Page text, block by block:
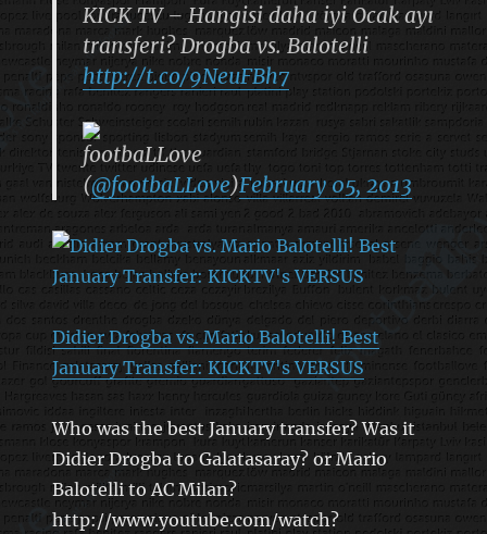
KICK TV – Hangisi daha iyi Ocak ayı
transferi? Drogba vs. Balotelli
http://t.co/9NeuFBh7
footbaLLove
(@footbaLLove)February 05, 2013
Didier Drogba vs. Mario Balotelli! Best
January Transfer: KICKTV's VERSUS
Who was the best January transfer? Was it
Didier Drogba to Galatasaray? or Mario
Balotelli to AC Milan?
http://www.youtube.com/watch?